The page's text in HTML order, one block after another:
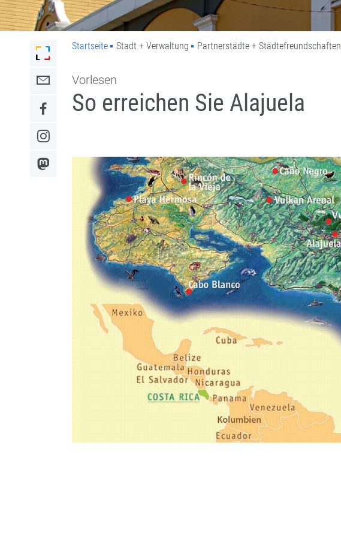
Link zur Startseite der Stadt Lahr
Link zum Kontaktformular
Link zum Facebook-Auftritt
Link zum Instagram-Auftritt
Link zum Mastodon-Kanal
Startseite Stadt + Verwaltung Partnerstädte + Städtefreundschaften
Vorlesen
So erreichen Sie Alajuela